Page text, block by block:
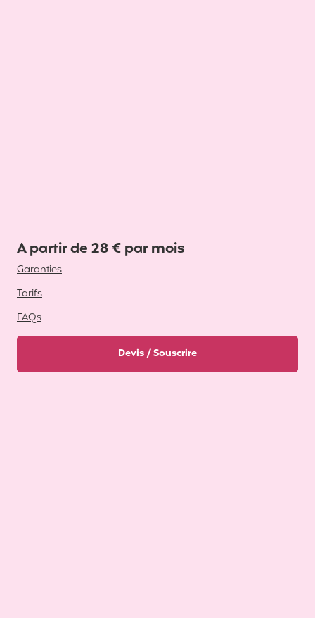
A partir de 28 € par mois
Garanties
Tarifs
FAQs
Devis / Souscrire